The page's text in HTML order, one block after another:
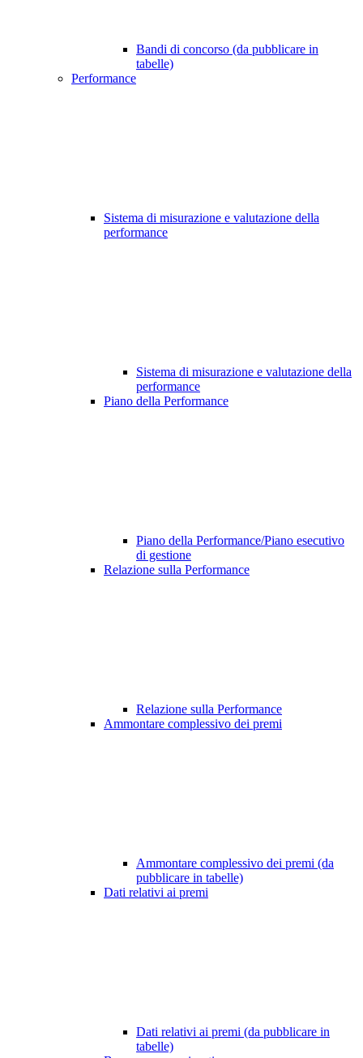
Bandi di concorso (da pubblicare in
tabelle)
Performance
Sistema di misurazione e valutazione della
performance
Sistema di misurazione e valutazione della
performance
Piano della Performance
Piano della Performance/Piano esecutivo
di gestione
Relazione sulla Performance
Relazione sulla Performance
Ammontare complessivo dei premi
Ammontare complessivo dei premi (da
pubblicare in tabelle)
Dati relativi ai premi
Dati relativi ai premi (da pubblicare in
tabelle)